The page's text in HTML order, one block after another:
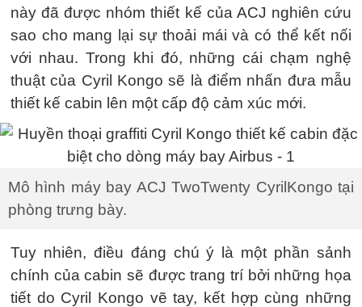
này đã được nhóm thiết kế của ACJ nghiên cứu
sao cho mang lại sự thoải mái và có thể kết nối
với nhau. Trong khi đó, những cái chạm nghệ
thuật của Cyril Kongo sẽ là điểm nhấn đưa mẫu
thiết kế cabin lên một cấp độ cảm xúc mới.
Mô hình máy bay ACJ TwoTwenty CyrilKongo tại
phòng trưng bày.
Tuy nhiên, điều đáng chú ý là một phần sảnh
chính của cabin sẽ được trang trí bởi những họa
tiết do Cyril Kongo vẽ tay, kết hợp cùng những